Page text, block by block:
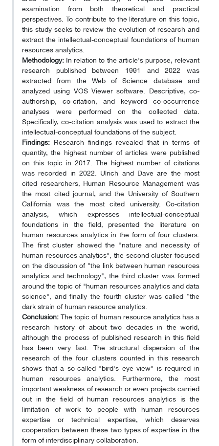
examination from both theoretical and practical
perspectives. To contribute to the literature on this topic,
this study seeks to review the evolution of research and
extract the intellectual-conceptual foundations of human
resources analytics.
Methodology: In relation to the article's purpose, relevant
research published between 1991 and 2022 was
extracted from the Web of Science database and
analyzed using VOS Viewer software. Descriptive, co-
authorship, co-citation, and keyword co-occurrence
analyses were performed on the collected data.
Specifically, co-citation analysis was used to extract the
intellectual-conceptual foundations of the subject.
Findings: Research findings revealed that in terms of
quantity, the highest number of articles were published
on this topic in 2017. The highest number of citations
was recorded in 2022. Ulrich and Dave are the most
cited researchers, Human Resource Management was
the most cited journal, and the University of Southern
California was the most cited university. Co-citation
analysis, which expresses intellectual-conceptual
foundations in the field, presented the literature on
human resources analytics in the form of four clusters.
The first cluster showed the "nature and necessity of
human resources analytics", the second cluster focused
on the discussion of "the link between human resources
analytics and technology", the third cluster was formed
around the topic of "human resources analytics and data
science", and finally the fourth cluster was called “the
dark strain of human resource analytics.
Conclusion:The topic of human resource analytics has a
research history of about two decades in the world,
although the process of published research in this field
has been very fast. The structural dispersion of the
research of the four clusters counted in this research
shows that a so-called "bird's eye view" is required in
human resources analytics. Furthermore, the most
important weakness of research or even projects carried
out in the field of human resources analytics is the
limitation of work to people with human resources
expertise or technical expertise, which deserves
cooperation between these two types of expertise in the
form of interdisciplinary collaboration.